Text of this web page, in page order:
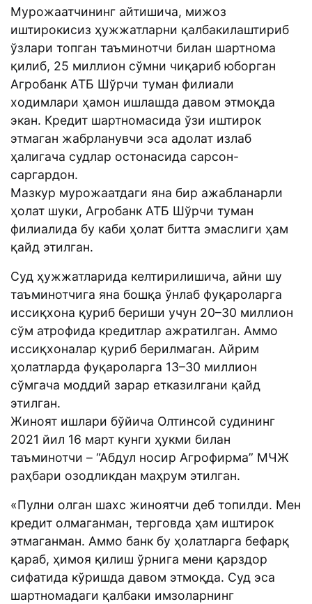
Мурожаатчининг айтишича, мижоз
иштирокисиз ҳужжатларни қалбакилаштириб
ўзлари топган таъминотчи билан шартнома
қилиб, 25 миллион сўмни чиқариб юборган
Агробанк АТБ Шўрчи туман филиали
ходимлари ҳамон ишлашда давом этмоқда
экан. Кредит шартномасида ўзи иштирок
этмаган жабрланувчи эса адолат излаб
ҳалигача судлар остонасида сарсон-
саргардон.
Мазкур мурожаатдаги яна бир ажабланарли
ҳолат шуки, Агробанк АТБ Шўрчи туман
филиалида бу каби ҳолат битта эмаслиги ҳам
қайд этилган.
Суд ҳужжатларида келтирилишича, айни шу
таъминотчига яна бошқа ўнлаб фуқароларга
иссиқхона қуриб бериши учун 20–30 миллион
сўм атрофида кредитлар ажратилган. Аммо
иссиқхоналар қуриб берилмаган. Айрим
ҳолатларда фуқароларга 13–30 миллион
сўмгача моддий зарар етказилгани қайд
этилган.
Жиноят ишлари бўйича Олтинсой судининг
2021 йил 16 март кунги ҳукми билан
таъминотчи – “Абдул носир Агрофирма” МЧЖ
раҳбари озодликдан маҳрум этилган.
«Пулни олган шахс жиноятчи деб топилди. Мен
кредит олмаганман, терговда ҳам иштирок
этмаганман. Аммо банк бу ҳолатларга бефарқ
қараб, ҳимоя қилиш ўрнига мени қарздор
сифатида кўришда давом этмоқда. Суд эса
шартномадаги қалбаки имзоларнинг